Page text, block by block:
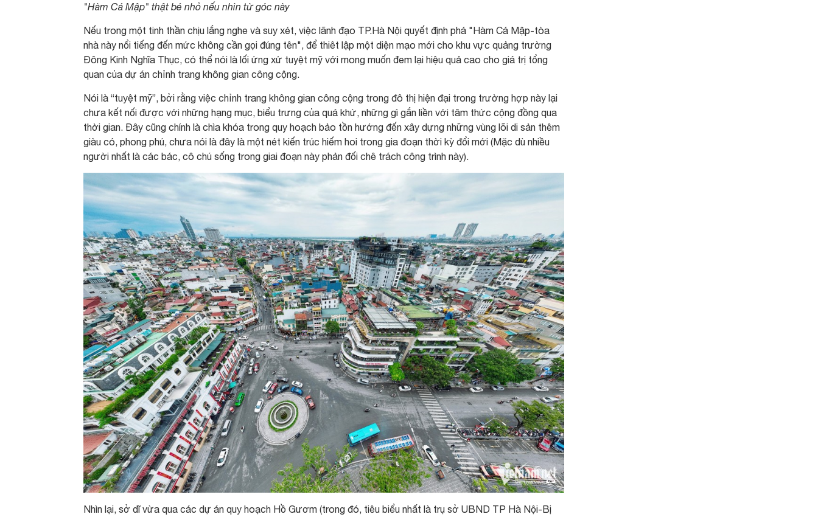
"Hàm Cá Mập" thật bé nhỏ nếu nhìn từ góc này
Nếu trong một tinh thần chịu lắng nghe và suy xét, việc lãnh đạo TP.Hà Nội quyết định phá "Hàm Cá Mập-tòa
nhà này nổi tiếng đến mức không cần gọi đúng tên", để thiêt lập một diện mạo mới cho khu vực quảng trường
Đông Kinh Nghĩa Thục, có thể nói là lối ứng xử tuyệt mỹ với mong muốn đem lại hiệu quả cao cho giá trị tổng
quan của dự án chỉnh trang không gian công cộng.
Nói là “tuyệt mỹ”, bởi rằng việc chỉnh trang không gian công cộng trong đô thị hiện đại trong trường hợp này lại
chưa kết nối được với những hạng mục, biểu trưng của quá khứ, những gì gắn liền với tâm thức cộng đồng qua
thời gian. Đây cũng chính là chìa khóa trong quy hoạch bảo tồn hướng đến xây dựng những vùng lõi di sản thêm
giàu có, phong phú, chưa nói là đây là một nét kiến trúc hiếm hoi trong gia đoạn thời kỳ đổi mới (Mặc dù nhiều
người nhất là các bác, cô chú sống trong giai đoạn này phản đối chê trách công trình này).
Nhìn lại, sở dĩ vừa qua các dự án quy hoạch Hồ Gươm (trong đó, tiêu biểu nhất là trụ sở UBND TP Hà Nội-Bị